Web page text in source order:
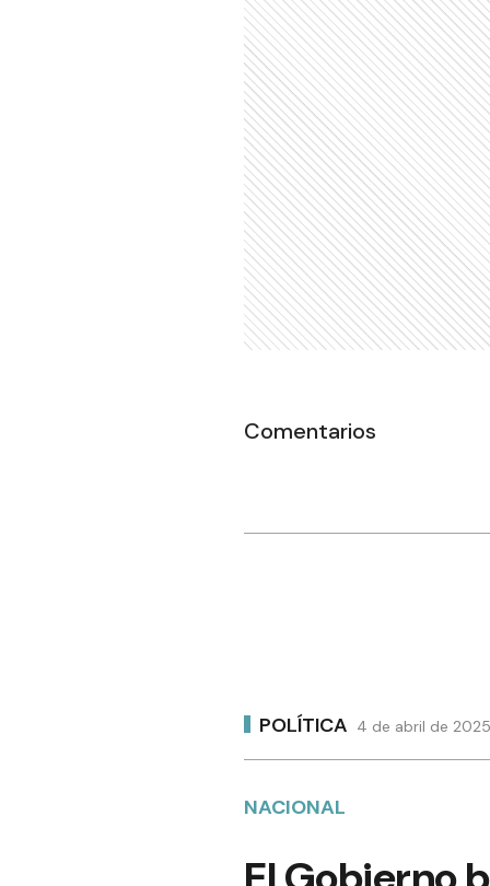
Comentarios
POLÍTICA 4 de abril de
NACIONAL